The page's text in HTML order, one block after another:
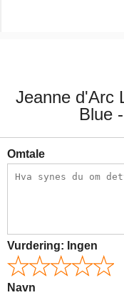
Jeanne d'Arc
Blue
Omtale
Vurdering: Ingen
Navn